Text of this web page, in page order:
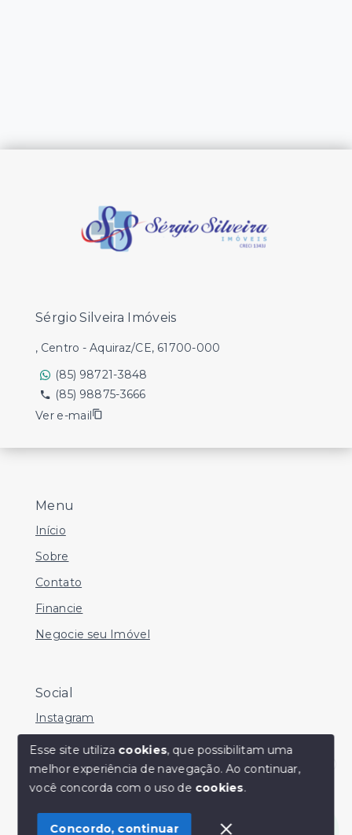
Olá! Estamos disponíveis para te ajudar.
Menu
Início
Sobre
Contato
Financie
Negocie seu Imóvel
Social
Instagram
Facebook
Youtube
Sérgio Silveira Imóveis
, Centro - Aquiraz/CE, 61700-000
(85) 98721-3848
(85) 98875-3666
Ver e-mail
Esse site utiliza cookies, que possibilitam uma
melhor experiência de navegação.Ao continuar,
você concorda com o uso de cookies.
Concordo, continuar